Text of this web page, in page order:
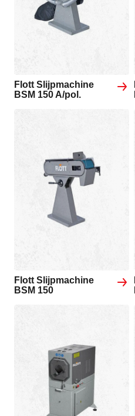
Flott Slijpmachine
BSM 150 A/pol.
Flott Slijpmachine
BSM 150